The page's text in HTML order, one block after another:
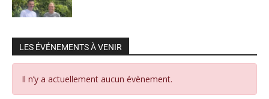
LES ÉVÉNEMENTS À VENIR
Il n’y a actuellement aucun évènement.